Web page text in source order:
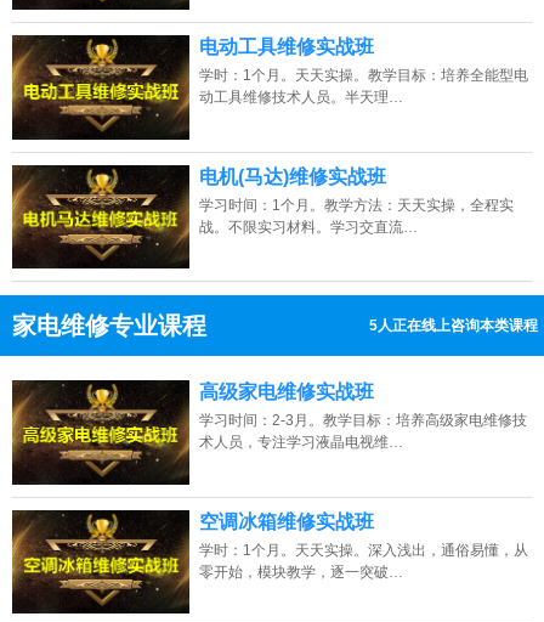
电动工具维修实战班
学时：1个月。天天实操。教学目标：培养全能型电
动工具维修技术人员。半天理…
电机(马达)维修实战班
学习时间：1个月。教学方法：天天实操，全程实
战。不限实习材料。学习交直流…
家电维修专业课程 5人正在线上咨询本类课程
点击免费咨询电话：13807313137
高级家电维修实战班
学习时间：2-3月。教学目标：培养高级家电维修技
术人员，专注学习液晶电视维…
空调冰箱维修实战班
学时：1个月。天天实操。深入浅出，通俗易懂，从
零开始，模块教学，逐一突破…
北京的网友正进入本页访问